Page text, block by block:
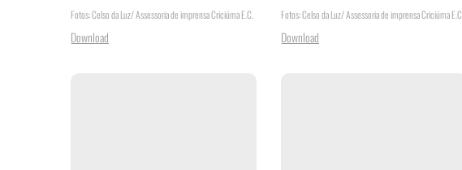
Fotos: Celso da Luz/ Assessoria de imprensa Criciúma E.C.
Download
Fotos: Celso da Luz/ Assessoria de imprensa Criciúma E.C.
Download